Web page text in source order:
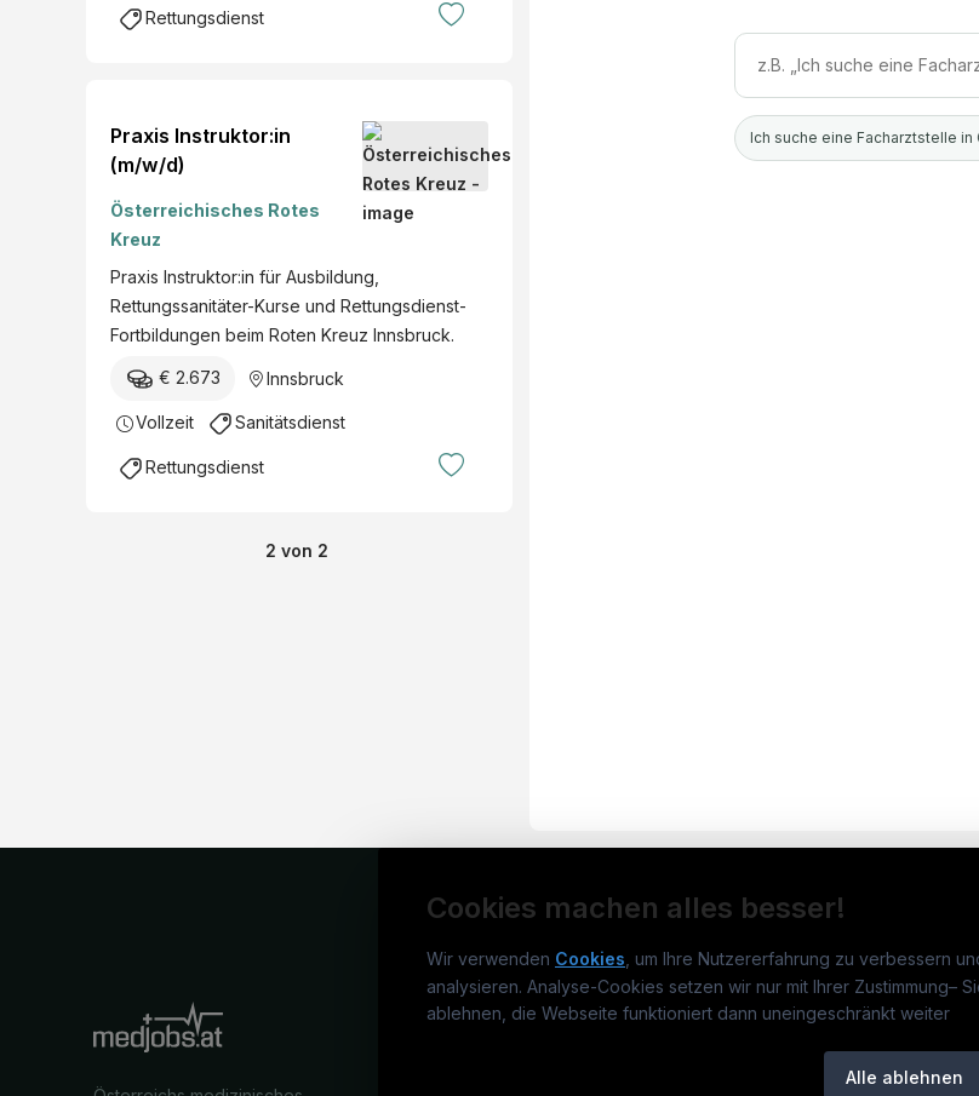
Rettungsdienst
Praxis Instruktor:in
(m/w/d)
Österreichisches Rotes
Kreuz
Praxis Instruktor:in für Ausbildung,
Rettungssanitäter-Kurse und Rettungsdienst-
Fortbildungen beim Roten Kreuz Innsbruck.
€ 2.673 Innsbruck
Vollzeit Sanitätsdienst
Rettungsdienst
2 von 2
Ich suche eine Facharztstelle in
Cookies machen alles besser!
Wir verwenden Cookies , um Ihre Nutzererfahrung zu verbessern
analysieren. Analyse-Cookies setzen wir nur mit Ihrer Zustimmung–
ablehnen, die Webseite funktioniert dann uneingeschränkt weiter
Alle ablehnen
medjobs.at Jobs
Jobs in Wien